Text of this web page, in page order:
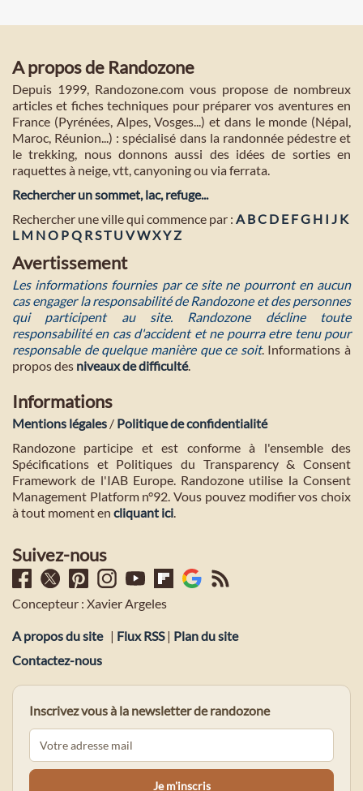
A propos de Randozone
Depuis 1999, Randozone.com vous propose de nombreux
articles et fiches techniques pour préparer vos aventures en
France (Pyrénées, Alpes, Vosges...) et dans le monde (Népal,
Maroc, Réunion...) : spécialisé dans la randonnée pédestre et
le trekking, nous donnons aussi des idées de sorties en
raquettes à neige, vtt, canyoning ou via ferrata.
Rechercher un sommet, lac, refuge...
Rechercher une ville qui commence par : A BC D E FG H I J K
L M NO PQ RST U VWXYZ
Avertissement
Les informations fournies par ce site ne pourront en aucun
cas engager la responsabilité de Randozone et des personnes
qui participent au site. Randozone décline toute
responsabilité en cas d'accident et ne pourra etre tenu pour
responsable de quelque manière que ce soit. Informations à
propos des niveaux de difficulté.
Informations
Mentions légales / Politique de confidentialité
Randozone participe et est conforme à l'ensemble des
Spécifications et Politiques du Transparency & Consent
Framework de l'IAB Europe. Randozone utilise la Consent
Management Platform n°92. Vous pouvez modifier vos choix
à tout moment en cliquant ici.
Suivez-nous
Concepteur : Xavier Argeles
A propos du site | Flux RSS| Plan du site
Contactez-nous
Inscrivez vous à la newsletter de randozone